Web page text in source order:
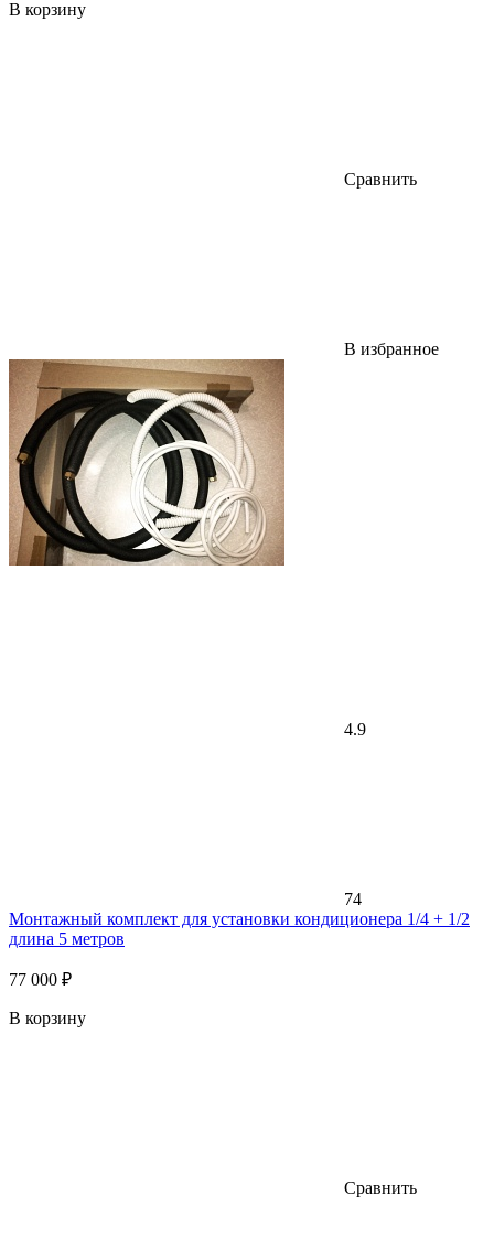
В корзину
Сравнить
В избранное
4.9
74
Монтажный комплект для установки кондиционера 1/4 + 1/2
длина 5 метров
77 000 ₽
В корзину
Сравнить